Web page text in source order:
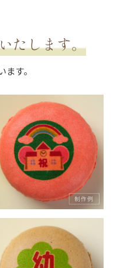
たします。
ます。